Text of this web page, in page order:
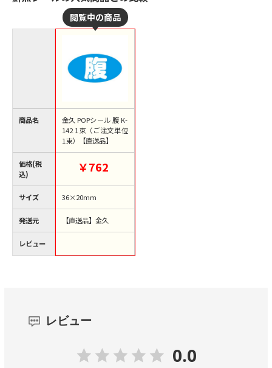
商品名
価格(税
込)
サイズ
発送元
レビュー
金久 POPシール 腹 K-
142 1束（ご注文単位
1束）【直送品】
￥762
36×20mm
【直送品】金久
レビュー
0.0